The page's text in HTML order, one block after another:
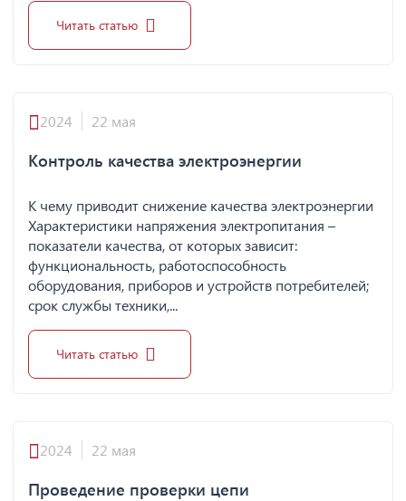
Читать статью
2024 22 мая
Контроль качества электроэнергии
К чему приводит снижение качества электроэнергии
Характеристики напряжения электропитания –
показатели качества, от которых зависит:
функциональность, работоспособность
оборудования, приборов и устройств потребителей;
срок службы техники,...
Читать статью
2024 22 мая
Проведение проверки цепи